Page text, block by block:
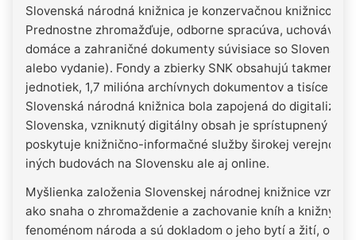
Slovenská národná knižnica je konzervačnou knižnicou
Prednostne zhromažďuje, odborne spracúva, uchováva,
domáce a zahraničné dokumenty súvisiace so
alebo vydanie). Fondy a zbierky SNK obsahujú takmer 5
jednotiek, 1,7 milióna archívnych dokumentov a tisíce
Slovenská národná knižnica bola zapojená do
Slovenska, vzniknutý digitálny obsah je sprístupnený na
poskytuje knižnično-informačné služby širokej verejnosti
iných budovách na Slovensku ale aj online.
Myšlienka založenia Slovenskej národnej knižnice
ako snaha o zhromaždenie a zachovanie kníh a
fenoménom národa a sú dokladom o jeho bytí a žití, o